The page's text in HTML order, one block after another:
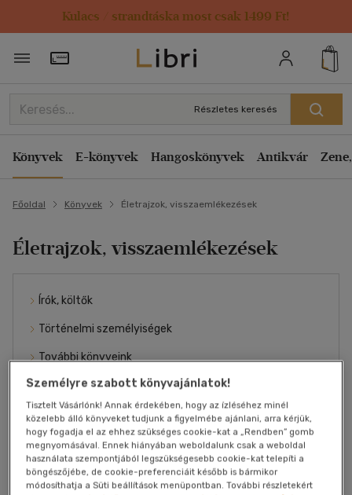
Kulacs / strandtáska most csak 1499 Ft!
Törzsvásárlói Kártya adatai
Részletes keresés
Könyvek E-könyvek Hangoskönyvek Antikvár
Főoldal Könyvek Életrajzok, visszaemlékezések
Életrajzok, visszaemlékezések
Írók, költők
Történelmi személyiségek
További könyveink
Hírességek
Zeneszerzők, muzsikusok
Színház, film
Képzőművészek
Személyre szabott könyvajánlatok!
Tisztelt Vásárlónk! Annak érdekében, hogy az ízléséhez minél
közelebb álló könyveket tudjunk a figyelmébe ajánlani, arra kérjük,
hogy fogadja el az ehhez szükséges cookie-kat a „Rendben” gomb
megnyomásával. Ennek hiányában weboldalunk csak a weboldal
használata szempontjából legszükségesebb cookie-kat telepíti a
böngészőjébe, de cookie-preferenciáit később is bármikor
módosíthatja a Süti beállítások menüpontban. További részletekért